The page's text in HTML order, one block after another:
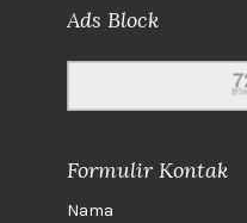
Ads Block
Formulir Kontak
Nama